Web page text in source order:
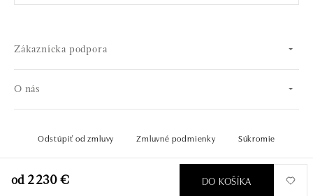
od 2 230 € DO KOŠÍKA
Zákaznícka podpora
O nás
© 2026 OLA online s.r.o.. Všetky práva vyhradené..
Odstúpiť od zmluvy Zmluvné podmienky Súkromie